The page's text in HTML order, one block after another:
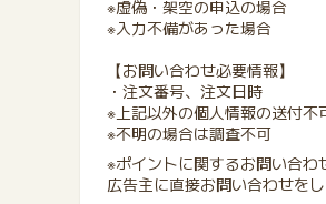
※虚偽・架空の申込の場合
※入力不備があった場合
【お問い合わせ必要情報】
・注文番号、注文日時
※上記以外の個人情報の送付不
※不明の場合は調査不可
※ポイントに関するお問い合わ
広告主に直接お問い合わせを